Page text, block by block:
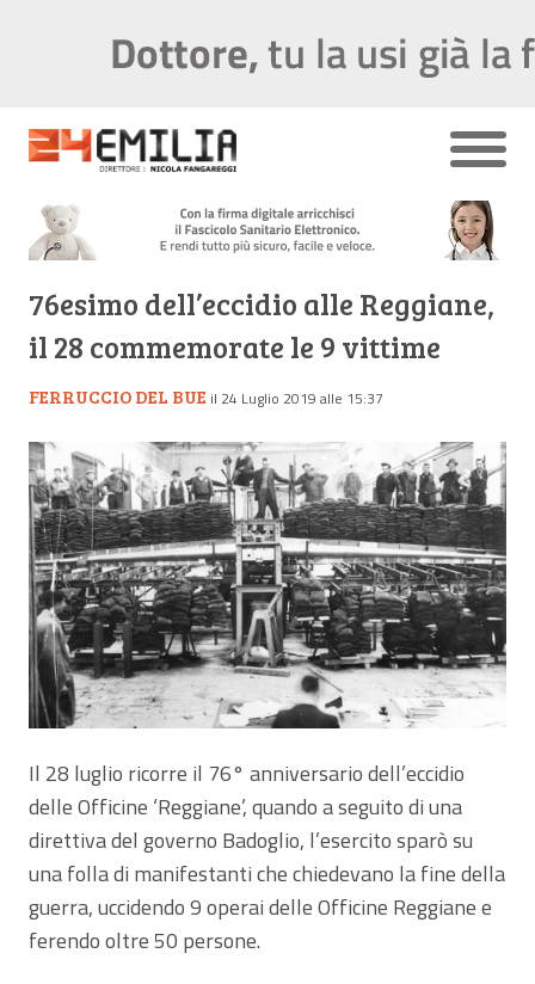
76esimo dell’eccidio alle Reggiane,
il 28 commemorate le 9 vittime
FERRUCCIO DEL BUE il 24 Luglio 2019 alle 15:37
Il 28 luglio ricorre il 76° anniversario dell’eccidio
delle Officine ‘Reggiane’, quando a seguito di una
direttiva del governo Badoglio, l’esercito sparò su
una folla di manifestanti che chiedevano la fine della
guerra, uccidendo 9 operai delle Officine Reggiane e
ferendo oltre 50 persone.